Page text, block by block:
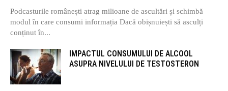
Podcasturile românești atrag milioane de ascultări și schimbă
modul în care consumi informația Dacă obișnuiești să asculți
conținut în...
IMPACTUL CONSUMULUI DE ALCOOL
ASUPRA NIVELULUI DE TESTOSTERON